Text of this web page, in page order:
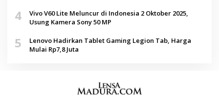
4
Vivo V60 Lite Meluncur di Indonesia 2 Oktober 2025,
Usung Kamera Sony 50 MP
5
Lenovo Hadirkan Tablet Gaming Legion Tab, Harga
Mulai Rp7,8 Juta